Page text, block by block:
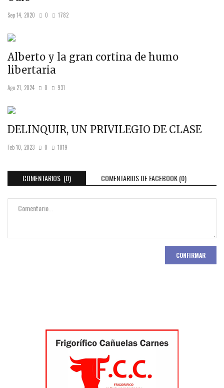
Sep 14, 2020 0 1782
Alberto y la gran cortina de humo
libertaria
Ago 21, 2024 0 931
DELINQUIR, UN PRIVILEGIO DE CLASE
Feb 10, 2023 0 1019
COMENTARIOS (0) COMENTARIOS DE FACEBOOK (0)
CONFIRMAR